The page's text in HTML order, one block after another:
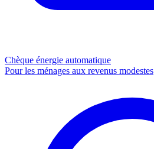
Chèque énergie automatique
Pour les ménages aux revenus modestes